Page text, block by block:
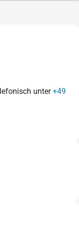
unter+49